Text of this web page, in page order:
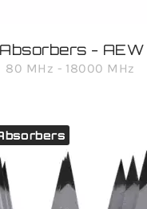
-
80 MHz - 18000 MHz